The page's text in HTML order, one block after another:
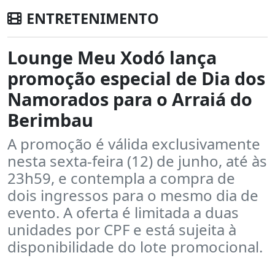
ENTRETENIMENTO
Lounge Meu Xodó lança
promoção especial de Dia dos
Namorados para o Arraiá do
Berimbau
A promoção é válida exclusivamente
nesta sexta-feira (12) de junho, até às
23h59, e contempla a compra de
dois ingressos para o mesmo dia de
evento. A oferta é limitada a duas
unidades por CPF e está sujeita à
disponibilidade do lote promocional.